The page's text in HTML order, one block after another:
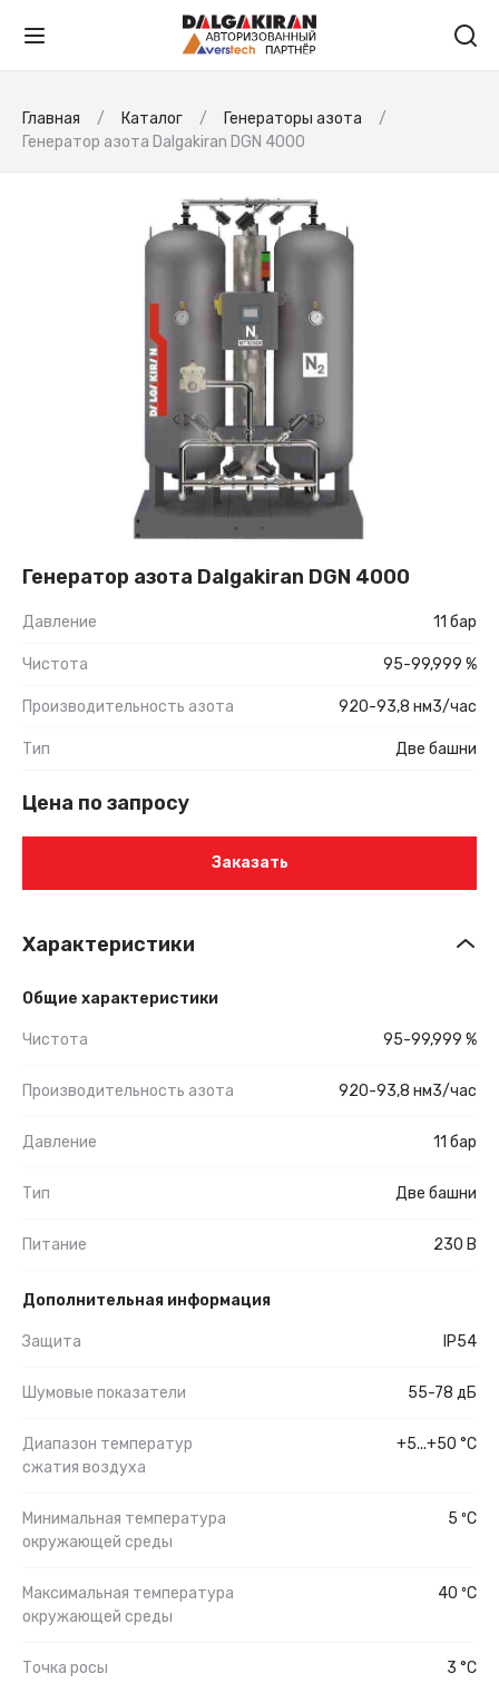
Главная Каталог
Генераторы азота
Генератор азота Dalgakiran DGN 4000
Генератор азота Dalgakiran DGN 4000
Давление 11 бар
Чистота 95-99,999 %
Производительность азота 920-93,8 нм3/час
Тип Две башни
Цена по запросу
Заказать
Характеристики
Общие характеристики
Чистота 95-99,999 %
Производительность азота 920-93,8 нм3/час
Давление 11 бар
Тип Две башни
Питание 230 В
Дополнительная информация
Защита IP54
Шумовые показатели 55-78 дБ
Диапазон температур
сжатия воздуха
+5...+50 °C
Минимальная температура
окружающей среды
5 ºС
Максимальная температура
окружающей среды
40 ºС
Точка росы 3 °C